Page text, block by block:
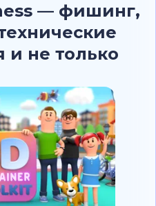
— фишинг,
и не только